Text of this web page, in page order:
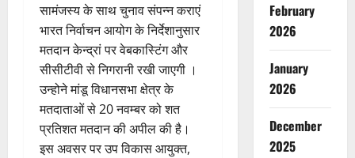
सामंजस्य के साथ चुनाव संपन्न कराएं
भारत निर्वाचन आयोग के निर्देशानुसार
मतदान केन्द्रां पर वेबकास्टिंग और
सीसीटीवी से निगरानी रखी जाएगी ।
उन्होने मांडू विधानसभा क्षेत्र के
मतदाताओं से 20 नवम्बर को शत
प्रतिशत मतदान की अपील की है।
इस अवसर पर उप विकास आयुक्त,
February
2026
January
2026
December
2025